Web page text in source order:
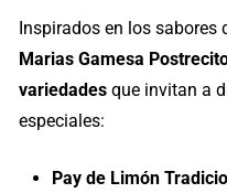
Inspirados en los sabores
Marias Gamesa
variedadesque invitan a
especiales:
Pay de Limón